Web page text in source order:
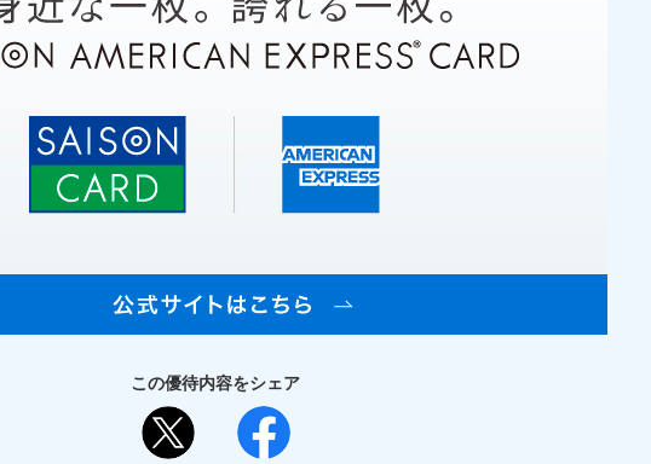
この優待内容をシェア